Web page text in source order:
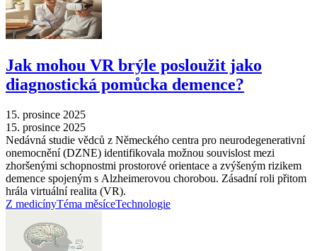
Jak mohou VR brýle posloužit jako
diagnostická pomůcka demence?
15. prosince 2025
15. prosince 2025
Nedávná studie vědců z Německého centra pro neurodegenerativní
onemocnění (DZNE) identifikovala možnou souvislost mezi
zhoršenými schopnostmi prostorové orientace a zvýšeným rizikem
demence spojeným s Alzheimerovou chorobou. Zásadní roli přitom
hrála virtuální realita (VR).
Z medicínyTéma měsíceTechnologie